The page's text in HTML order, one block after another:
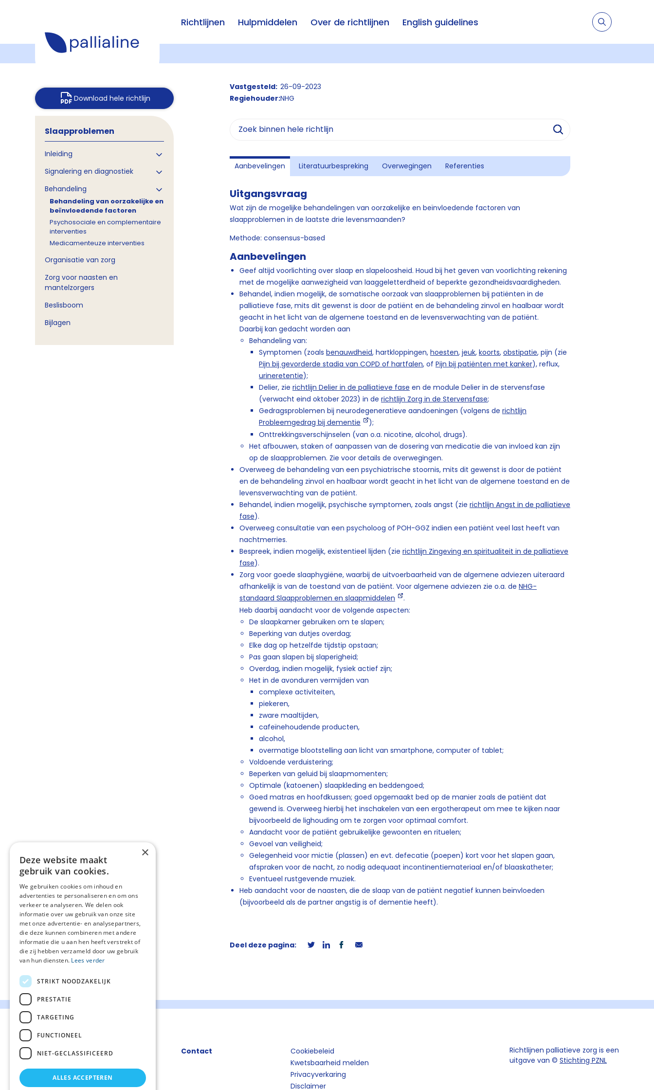
Richtlijnen Hulpmiddelen Over de richtlijnen English guidelines
Download hele richtlijn
Slaapproblemen
Inleiding
Signalering en diagnostiek
Behandeling
Behandeling van oorzakelijke en
beïnvloedende factoren
Psychosociale en complementaire
interventies
Medicamenteuze interventies
Organisatie van zorg
Zorg voor naasten en
mantelzorgers
Beslisboom
Bijlagen
Vastgesteld: 26-09-2023
Regiehouder:NHG
Aanbevelingen Literatuurbespreking Overwegingen Referenties
Uitgangsvraag
Wat zijn de mogelijke behandelingen van oorzakelijke en beïnvloedende factoren van
slaapproblemen in de laatste drie levensmaanden?
Methode: consensus-based
Aanbevelingen
Geef altijd voorlichting over slaap en slapeloosheid. Houd bij het geven van voorlichting rekening
met de mogelijke aanwezigheid van laaggeletterdheid of beperkte gezondheidsvaardigheden.
Behandel, indien mogelijk, de somatische oorzaak van slaapproblemen bij patiënten in de
palliatieve fase, mits dit gewenst is door de patiënt en de behandeling zinvol en haalbaar wordt
geacht in het licht van de algemene toestand en de levensverwachting van de patiënt.
Daarbij kan gedacht worden aan
Behandeling van:
Symptomen (zoals benauwdheid, hartkloppingen, hoesten, jeuk, koorts, obstipatie, pijn (zie
Pijn bij gevorderde stadia van COPD of hartfalen, of Pijn bij patiënten met kanker), reflux,
urineretentie);
Delier, zie richtlijn Delier in de palliatieve fase en de module Delier in de stervensfase
(verwacht eind oktober 2023) in de richtlijn Zorg in de Stervensfase;
Gedragsproblemen bij neurodegeneratieve aandoeningen (volgens de richtlijn
Probleemgedrag bij dementie
);
Onttrekkingsverschijnselen (van o.a. nicotine, alcohol, drugs).
Het afbouwen, staken of aanpassen van de dosering van medicatie die van invloed kan zijn
op de slaapproblemen. Zie voor details de overwegingen.
Overweeg de behandeling van een psychiatrische stoornis, mits dit gewenst is door de patiënt
en de behandeling zinvol en haalbaar wordt geacht in het licht van de algemene toestand en de
levensverwachting van de patiënt.
Behandel, indien mogelijk, psychische symptomen, zoals angst (zie richtlijn Angst in de palliatieve
fase).
Overweeg consultatie van een psycholoog of POH-GGZ indien een patiënt veel last heeft van
nachtmerries.
Bespreek, indien mogelijk, existentieel lijden (zie richtlijn Zingeving en spiritualiteit in de palliatieve
fase).
Zorg voor goede slaaphygiëne, waarbij de uitvoerbaarheid van de algemene adviezen uiteraard
afhankelijk is van de toestand van de patiënt. Voor algemene adviezen zie o.a. de NHG-
standaard Slaapproblemen en slaapmiddelen
.
Heb daarbij aandacht voor de volgende aspecten:
De slaapkamer gebruiken om te slapen;
Beperking van dutjes overdag;
Elke dag op hetzelfde tijdstip opstaan;
Pas gaan slapen bij slaperigheid;
Overdag, indien mogelijk, fysiek actief zijn;
Het in de avonduren vermijden van
complexe activiteiten,
piekeren,
zware maaltijden,
cafeïnehoudende producten,
alcohol,
overmatige blootstelling aan licht van smartphone, computer of tablet;
Voldoende verduistering;
Beperken van geluid bij slaapmomenten;
Optimale (katoenen) slaapkleding en beddengoed;
Goed matras en hoofdkussen; goed opgemaakt bed op de manier zoals de patiënt dat
gewend is. Overweeg hierbij het inschakelen van een ergotherapeut om mee te kijken naar
bijvoorbeeld de lighouding om te zorgen voor optimaal comfort.
Aandacht voor de patiënt gebruikelijke gewoonten en rituelen;
Gevoel van veiligheid;
Gelegenheid voor mictie (plassen) en evt. defecatie (poepen) kort voor het slapen gaan,
afspraken voor de nacht, zo nodig adequaat incontinentiemateriaal en/of blaaskatheter;
Eventueel rustgevende muziek.
Heb aandacht voor de naasten, die de slaap van de patiënt negatief kunnen beïnvloeden
(bijvoorbeeld als de partner angstig is of dementie heeft).
Deel deze pagina:
Contact
Cookiebeleid
Kwetsbaarheid melden
Privacyverkaring
Disclaimer
Richtlijnen palliatieve zorg is een
uitgave van © Stichting PZNL
×
Deze website maakt
gebruik van cookies.
We gebruiken cookies om inhoud en
advertenties te personaliseren en om ons
verkeer te analyseren. We delen ook
informatie over uw gebruik van onze site
met onze advertentie- en analysepartners,
die deze kunnen combineren met andere
informatie die u aan hen heeft verstrekt of
die zij hebben verzameld door uw gebruik
van hun diensten. Lees verder
STRIKT NOODZAKELIJK
PRESTATIE
TARGETING
FUNCTIONEEL
NIET-GECLASSIFICEERD
ALLES ACCEPTEREN